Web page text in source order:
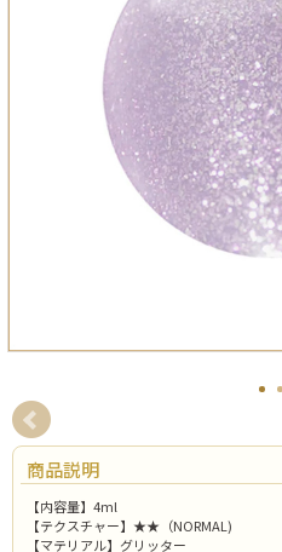
商品説明
【内容量】4ml
【テクスチャー】★★（NORMAL)
【マテリアル】グリッター